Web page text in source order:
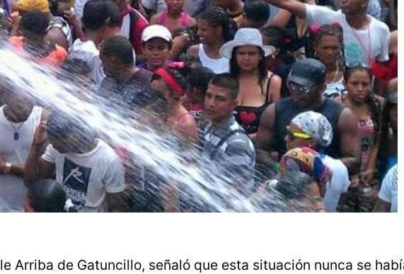
Arriba de Gatuncillo, señaló que esta situación nunca se